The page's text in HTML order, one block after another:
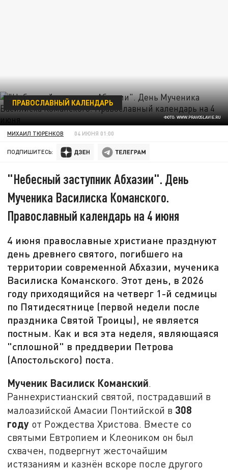
ФОТО: WWW.PRAVOSLAVIE.RU
ПРАВОСЛАВНЫЙ КАЛЕНДАРЬ
МИХАИЛ ТЮРЕНКОВ 04 ИЮНЯ 01:00
ПОДПИШИТЕСЬ:
"Небесный заступник Абхазии". День
Мученика Василиска Команского.
Православный календарь на 4 июня
4 июня православные христиане празднуют
день древнего святого, погибшего на
территории современной Абхазии, мученика
Василиска Команского. Этот день, в 2026
году приходящийся на четверг 1-й седмицы
по Пятидесятнице (первой недели после
праздника Святой Троицы), не является
постным. Как и вся эта неделя, являющаяся
"сплошной" в преддверии Петрова
(Апостольского) поста.
Мученик Василиск Команский.
Раннехристианский святой, пострадавший в
малоазийской Амасии Понтийской в 308
году от Рождества Христова. Вместе со
святыми Евтропием и Клеоником он был
схвачен, подвергнут жесточайшим
истязаниям и казнён вскоре после другого